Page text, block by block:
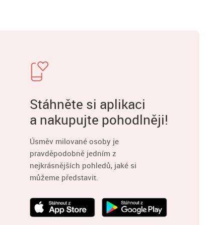
Stáhněte si aplikaci
a nakupujte pohodlněji!
Úsměv milované osoby je
pravděpodobně jedním z
nejkrásnějších pohledů, jaké si
můžeme představit.